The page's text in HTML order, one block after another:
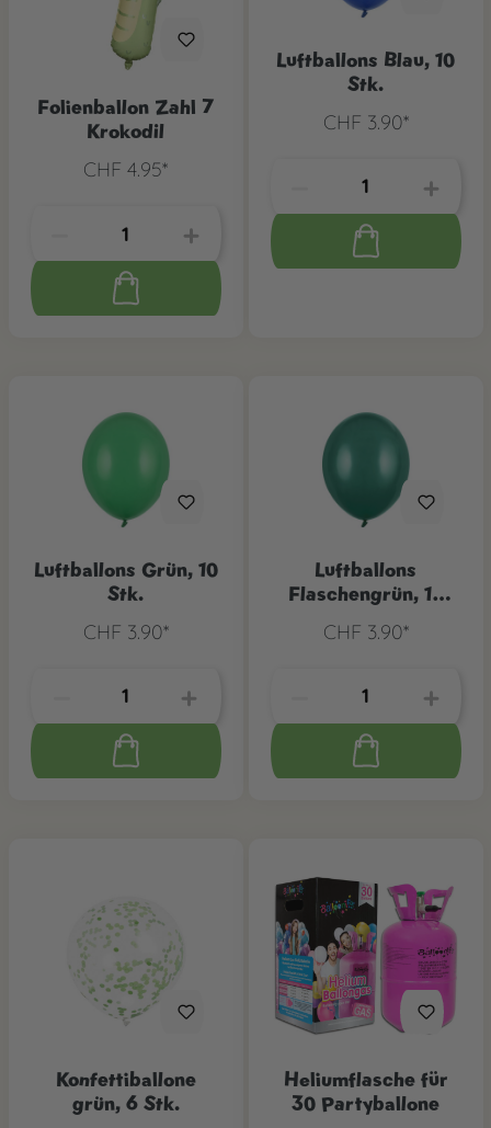
Folienballon Zahl 7
Krokodil
CHF 4.95*
Luftballons Blau, 10
Stk.
CHF 3.90*
Luftballons Grün, 10
Stk.
CHF 3.90*
Luftballons
Flaschengrün, 10
CHF 3.90*
Konfettiballone
grün, 6 Stk.
Heliumflasche für
30 Partyballone